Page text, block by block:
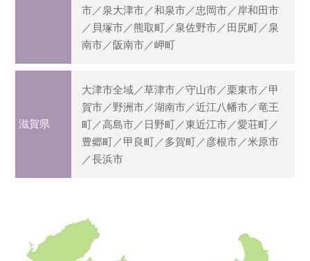
市／泉大津市／和泉市／忠岡市／岸和田市
／貝塚市／熊取町／泉佐野市／田尻町／泉
南市／阪南市／岬町
滋賀県
大津市全域／草津市／守山市／栗東市／甲
賀市／野洲市／湖南市／近江八幡市／竜王
町／高島市／日野町／東近江市／愛荘町／
豊郷町／甲良町／多賀町／彦根市／米原市
／長浜市